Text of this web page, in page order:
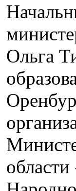
Ольга